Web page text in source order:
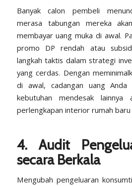
Banyak calon pembeli
merasa tabungan mereka
membayar uang muka di awal.
promo DP rendah atau
langkah taktis dalam strategi
yang cerdas. Dengan
di awal, cadangan uang
kebutuhan mendesak lainnya
perlengkapan interior rumah baru
4. Audit
secara Berkala
Mengubah pengeluaran